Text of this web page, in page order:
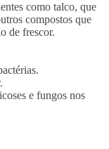
como talco, que
compostos que
de frescor.
e fungos nos